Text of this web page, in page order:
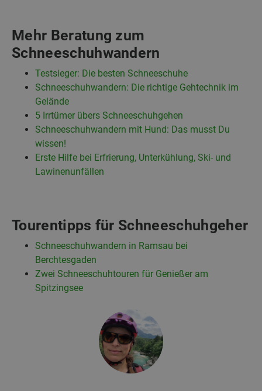
Mehr Beratung zum
Schneeschuhwandern
Testsieger: Die besten Schneeschuhe
Schneeschuhwandern: Die richtige Gehtechnik im
Gelände
5 Irrtümer übers Schneeschuhgehen
Schneeschuhwandern mit Hund: Das musst Du
wissen!
Erste Hilfe bei Erfrierung, Unterkühlung, Ski- und
Lawinenunfällen
Tourentipps für Schneeschuhgeher
Schneeschuhwandern in Ramsau bei
Berchtesgaden
Zwei Schneeschuhtouren für Genießer am
Spitzingsee